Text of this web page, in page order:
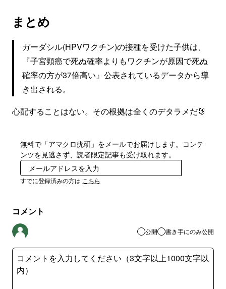
まとめ
ガーダシル(HPVワクチン)の接種を受けた子供は、
『子宮頸癌で死ぬ確率よりもワクチンが原因で死ぬ
確率の方が37倍高い』公表されているデータから導
き出される。
心配することはない。その根拠は全くのデタラメだ🐰
無料で「アマクロ疣研」をメールでお届けします。コンテ
ンツを見逃さず、読者限定記事も受け取れます。
すでに登録済みの方は こちら
コメント
公開 書き手にのみ公開